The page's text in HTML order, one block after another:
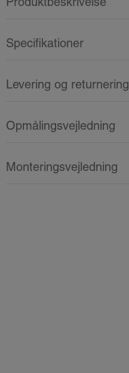
Specifikationer
Levering og returnering
Opmålingsvejledning
Monteringsvejledning